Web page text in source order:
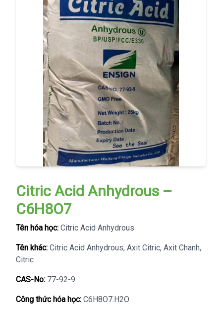
Citric Acid Anhydrous –
C6H8O7
Tên hóa học: Citric Acid Anhydrous
Tên khác: Citric Acid Anhydrous, Axit Citric, Axit Chanh,
Citric
CAS-No: 77-92-9
Công thức hóa học: C6H8O7.H2O